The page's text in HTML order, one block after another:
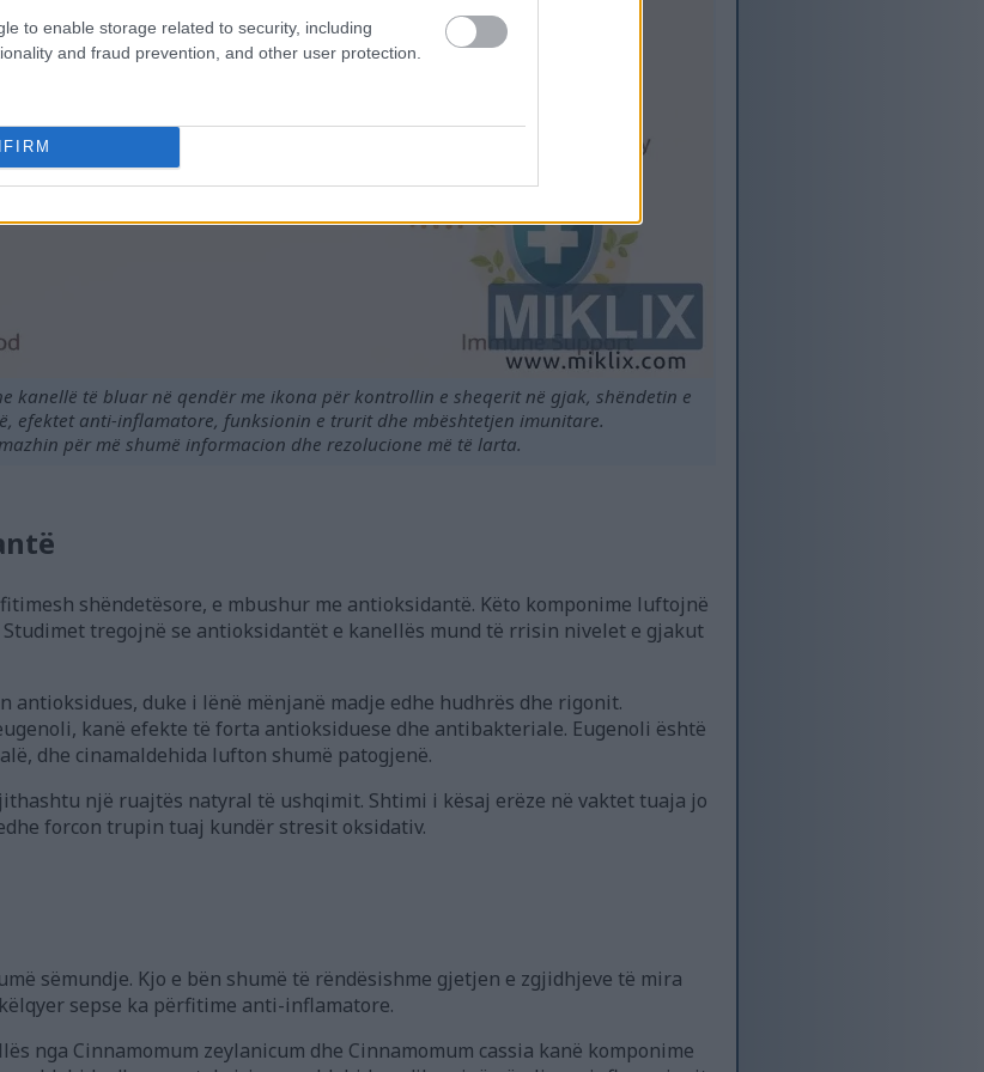
to enable storage related to security, including
and fraud prevention, and other user protection.
kanellë të bluar në qendër me ikona për kontrollin e sheqerit në gjak, shëndetin e
efektet anti-inflamatore, funksionin e trurit dhe mbështetjen imunitare.
për më shumë informacion dhe rezolucione më të larta.
shëndetësore, e mbushur me antioksidantë. Këto komponime luftojnë
tregojnë se antioksidantët e kanellës mund të rrisin nivelet e gjakut
antioksidues, duke i lënë mënjanë madje edhe hudhrës dhe rigonit.
kanë efekte të forta antioksiduese dhe antibakteriale. Eugenoli është
dhe cinamaldehida lufton shumë patogjenë.
një ruajtës natyral të ushqimit. Shtimi i kësaj erëze në vaktet tuaja jo
forcon trupin tuaj kundër stresit oksidativ.
sëmundje. Kjo e bën shumë të rëndësishme gjetjen e zgjidhjeve të mira
sepse ka përfitime anti-inflamatore.
nga Cinnamomum zeylanicum dhe Cinnamomum cassia kanë komponime